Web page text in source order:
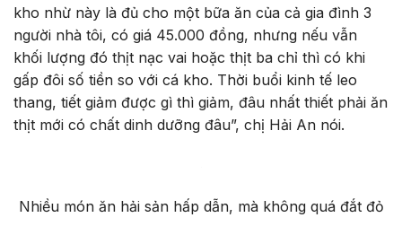
kho nhừ này là đủ cho một bữa ăn của cả gia đình 3
người nhà tôi, có giá 45.000 đồng, nhưng nếu vẫn
khối lượng đó thịt nạc vai hoặc thịt ba chỉ thì có khi
gấp đôi số tiền so với cá kho. Thời buổi kinh tế leo
thang, tiết giảm được gì thì giảm, đâu nhất thiết phải ăn
thịt mới có chất dinh dưỡng đâu”, chị Hải An nói.
Nhiều món ăn hải sản hấp dẫn, mà không quá đắt đỏ